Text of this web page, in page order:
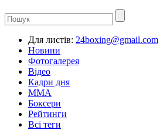
Для листів: 24boxing@gmail.com
Новини
Фотогалерея
Відео
Кадри дня
ММА
Боксери
Рейтинги
Всі теги